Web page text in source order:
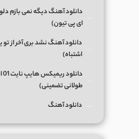
دانلود آهنگ دیگه نمی بازم
ای پی تیون)
دانلود آهنگ نشد بری آخر از
اشتباه)
طولانی تضمینی)
دانلود آهنگ